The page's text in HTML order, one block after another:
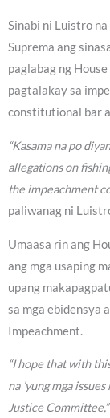
Sinabi ni Luistro
Suprema ang
paglabag ng
pagtalakay sa
constitutional bar
“Kasama na po
allegations on
the impeachment
paliwanag ni
Umaasa rin ang
ang mga usaping
upang
sa mga ebidensya
Impeachment.
“I hope that with
na ’yung mga
Justice Committee,”